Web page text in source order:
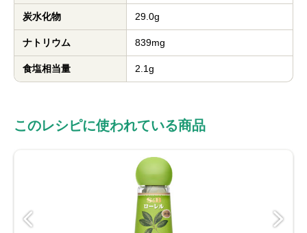
炭水化物 29.0g
ナトリウム 839mg
食塩相当量 2.1g
このレシピに使われている商品